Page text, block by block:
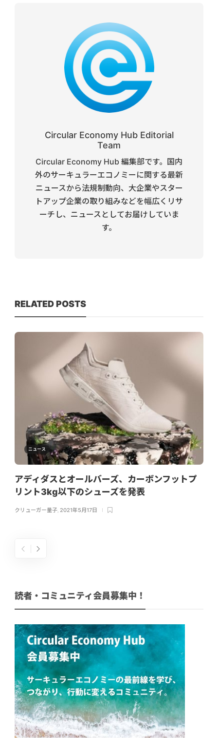
Circular Economy Hub Editorial
Team
Circular Economy Hub 編集部です。国内
外のサーキュラーエコノミーに関する最新
ニュースから法規制動向、大企業やスター
トアップ企業の取り組みなどを幅広くリサ
ーチし、ニュースとしてお届けしていま
す。
RELATED POSTS
ニュース
アディダスとオールバーズ、カーボンフットプ
リント3kg以下のシューズを発表
クリューガー量子 2021年5月17日
読者・コミュニティ会員募集中！